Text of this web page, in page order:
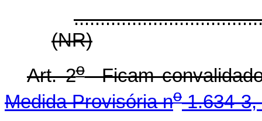
(NR)
Art. 2oFicam
Medida Provisória no1.634-3,